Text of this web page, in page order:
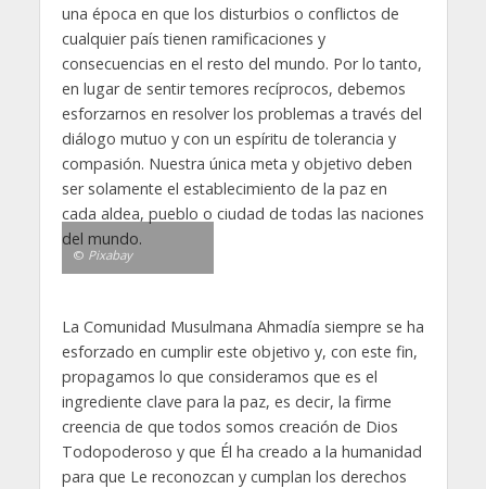
una época en que los disturbios o conflictos de
cualquier país tienen ramificaciones y
consecuencias en el resto del mundo. Por lo tanto,
en lugar de sentir temores recíprocos, debemos
esforzarnos en resolver los problemas a través del
diálogo mutuo y con un espíritu de tolerancia y
compasión. Nuestra única meta y objetivo deben
ser solamente el establecimiento de la paz en
cada aldea, pueblo o ciudad de todas las naciones
del mundo.
© Pixabay
La Comunidad Musulmana Ahmadía siempre se ha
esforzado en cumplir este objetivo y, con este fin,
propagamos lo que consideramos que es el
ingrediente clave para la paz, es decir, la firme
creencia de que todos somos creación de Dios
Todopoderoso y que Él ha creado a la humanidad
para que Le reconozcan y cumplan los derechos